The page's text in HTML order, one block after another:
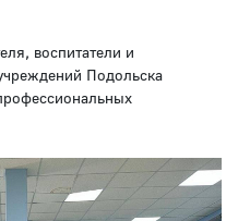
воспитатели и
Подольска